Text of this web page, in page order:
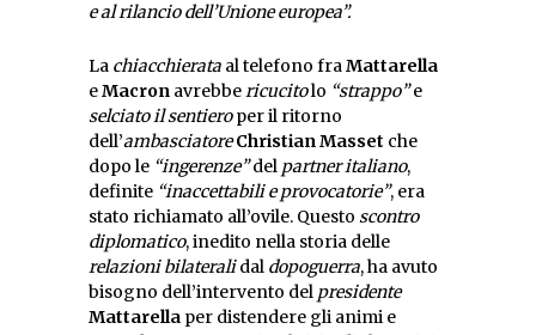
e al rilancio dell’Unione europea”.
La chiacchierata al telefono fraMattarella
eMacron avrebbericucitolo “strappo”e
selciato il sentieroper il ritorno
dell’ambasciatoreChristian Masset che
dopo le “ingerenze”del partner italiano,
definite “inaccettabili e provocatorie”, era
stato richiamato all’ovile. Questo scontro
diplomatico, inedito nella storia delle
relazioni bilateralidal dopoguerra, ha avuto
bisogno dell’intervento del presidente
Mattarella per distendere gli animi e